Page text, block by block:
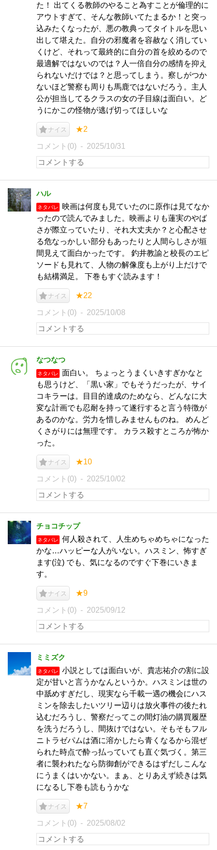
た！ 出てくる教師のやること為すことが倫理的に
アウトすぎて、そんな教師いてたまるか！と突っ
込みたくなったが、悪の教典ってタイトルを思い
出して堪えた。自分の邪魔者を容赦なく消してい
くけど、それって最終的に自分の首を絞めるので
最適解ではないのでは？人一倍自分の感情を抑え
られないだけでは？と思ってしまう。察しがつか
ないほど警察も周りも馬鹿ではないだろう。主人
公が担当してるクラスの女の子目線は面白い。ど
うにかこの怪物が逃げ切ってほしいな
ナイス ★2
コメント(0) 2025/10/31
ハル
ネタバレ
映画は何度も見ていたのに原作は見てなか
ったので読んでみました。映画よりも蓮実のやば
さが際立っていたり、それ大丈夫か？と心配させ
る危なっかしい部分もあったりと人間らしさが垣
間見えて面白かったです。 釣井教諭と校長のエピ
ソードも見れて、人物の解像度も上がり上だけで
も結構満足。 下巻もすぐ読みます！
ナイス ★22
コメント(0) 2025/10/08
なつなつ
ネタバレ
面白い。 ちょっとうまくいきすぎかなと
も思うけど、「黒い家」でもそうだったが、サイ
コキラーは。目目的達成のためなら、どんなに大
変な計画でも忍耐を持って遂行すると言う特徴が
あるのかな。労力を惜しみませんものね。 めんど
くさがりには無理です。 カラス殺すところが怖か
った。
ナイス ★10
コメント(0) 2025/10/02
チョコチップ
ネタバレ
何人殺されて、人生めちゃめちゃになった
かな…ハッピーな人がいない。ハスミン、怖すぎ
ます(泣) でも、気になるのですぐ下巻にいきま
す。
ナイス ★9
コメント(0) 2025/09/12
ミミズク
ネタバレ
小説としては面白いが、貴志祐介の割に設
定が甘いと言うかなんというか。ハスミンは世の
中舐めすぎだし、現実なら千載一遇の機会にハス
ミンを除去したいツリー辺りは放火事件の後たれ
込むだろうし、警察だってこの間灯油の購買履歴
を洗うだろうし、間抜けではない。そもそもフル
ニトラゼパムは酒に溶かしたら青くなるから混ぜ
られた時点で酔っ払っていても直ぐ気づく。第三
者に襲われたなら防御創ができるはずだしこんな
にうまくはいかない。まぁ、とりあえず続きは気
になるし下巻も読もうかな
ナイス ★7
コメント(0) 2025/08/02